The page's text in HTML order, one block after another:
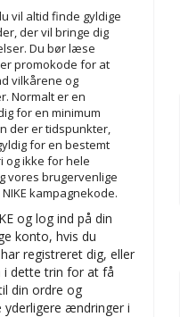
vil altid finde gyldige
der vil bringe dig
Du bør læse
promokode for at
vilkårene og
Normalt er en
for en minimum
der er tidspunkter,
for en bestemt
og ikke for hele
vores brugervenlige
kampagnekode.
og log ind på din
konto, hvis du
registreret dig, eller
i dette trin for at få
din ordre og
yderligere ændringer i